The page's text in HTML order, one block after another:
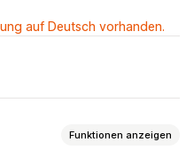
auf Deutsch vorhanden.
Funktionen anzeigen